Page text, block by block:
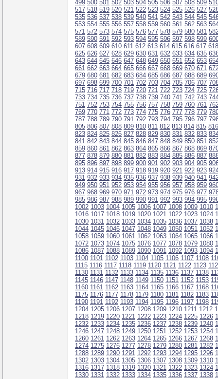
499 500 501 502 503 504 505 506 507 508 509
517 518 519 520 521 522 523 524 525 526 527
535 536 537 538 539 540 541 542 543 544 545
553 554 555 556 557 558 559 560 561 562 563
571 572 573 574 575 576 577 578 579 580 581
589 590 591 592 593 594 595 596 597 598 599
607 608 609 610 611 612 613 614 615 616 617 618
625 626 627 628 629 630 631 632 633 634 635
643 644 645 646 647 648 649 650 651 652 653
661 662 663 664 665 666 667 668 669 670 671
679 680 681 682 683 684 685 686 687 688 689
697 698 699 700 701 702 703 704 705 706 707
715 716 717 718 719 720 721 722 723 724 725
733 734 735 736 737 738 739 740 741 742 743
751 752 753 754 755 756 757 758 759 760 761
769 770 771 772 773 774 775 776 777 778 779
787 788 789 790 791 792 793 794 795 796 797
805 806 807 808 809 810 811 812 813 814 815 816
823 824 825 826 827 828 829 830 831 832 833
841 842 843 844 845 846 847 848 849 850 851
859 860 861 862 863 864 865 866 867 868 869
877 878 879 880 881 882 883 884 885 886 887
895 896 897 898 899 900 901 902 903 904 905
913 914 915 916 917 918 919 920 921 922 923
931 932 933 934 935 936 937 938 939 940 941
949 950 951 952 953 954 955 956 957 958 959
967 968 969 970 971 972 973 974 975 976 977
985 986 987 988 989 990 991 992 993 994 995
1002 1003 1004 1005 1006 1007 1008 1009 1010
1016 1017 1018 1019 1020 1021 1022 1023 1024
1030 1031 1032 1033 1034 1035 1036 1037 1038
1044 1045 1046 1047 1048 1049 1050 1051 1052
1058 1059 1060 1061 1062 1063 1064 1065 1066
1072 1073 1074 1075 1076 1077 1078 1079 1080
1086 1087 1088 1089 1090 1091 1092 1093 1094
1100 1101 1102 1103 1104 1105 1106 1107 1108
1115 1116 1117 1118 1119 1120 1121 1122 1123
1130 1131 1132 1133 1134 1135 1136 1137 1138
1145 1146 1147 1148 1149 1150 1151 1152 1153
1160 1161 1162 1163 1164 1165 1166 1167 1168
1175 1176 1177 1178 1179 1180 1181 1182 1183
1190 1191 1192 1193 1194 1195 1196 1197 1198
1204 1205 1206 1207 1208 1209 1210 1211 1212
1218 1219 1220 1221 1222 1223 1224 1225 1226
1232 1233 1234 1235 1236 1237 1238 1239 1240
1246 1247 1248 1249 1250 1251 1252 1253 1254
1260 1261 1262 1263 1264 1265 1266 1267 1268
1274 1275 1276 1277 1278 1279 1280 1281 1282
1288 1289 1290 1291 1292 1293 1294 1295 1296
1302 1303 1304 1305 1306 1307 1308 1309 1310
1316 1317 1318 1319 1320 1321 1322 1323 1324
1330 1331 1332 1333 1334 1335 1336 1337 1338